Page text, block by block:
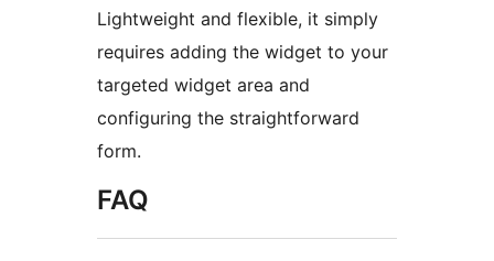
Lightweight and flexible, it simply
requires adding the widget to your
targeted widget area and
configuring the straightforward
form.
FAQ